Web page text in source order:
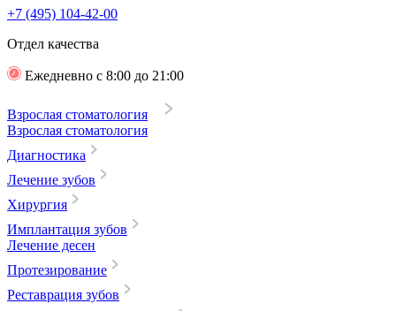
+7 (495) 104-42-00
Отдел качества
Ежедневно с 8:00 до 21:00
Взрослая стоматология
Взрослая стоматология
Диагностика
Лечение зубов
Хирургия
Имплантация зубов
Лечение десен
Протезирование
Реставрация зубов